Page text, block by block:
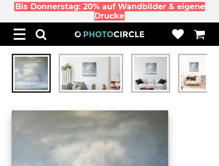
Bis Donnerstag: 20% auf Wandbilder & eigene
Drucke